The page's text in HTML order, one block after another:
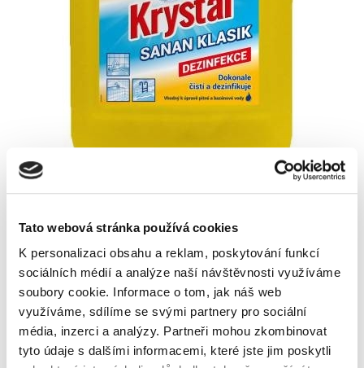
Tato webová stránka používá cookies
K personalizaci obsahu a reklam, poskytování funkcí
sociálních médií a analýze naší návštěvnosti využíváme
soubory cookie. Informace o tom, jak náš web
využíváme, sdílíme se svými partnery pro sociální
média, inzerci a analýzy. Partneři mohou zkombinovat
tyto údaje s dalšími informacemi, které jste jim poskytli
Vyberte si parametry
hmotnost
1,1 kg
5,5 kg